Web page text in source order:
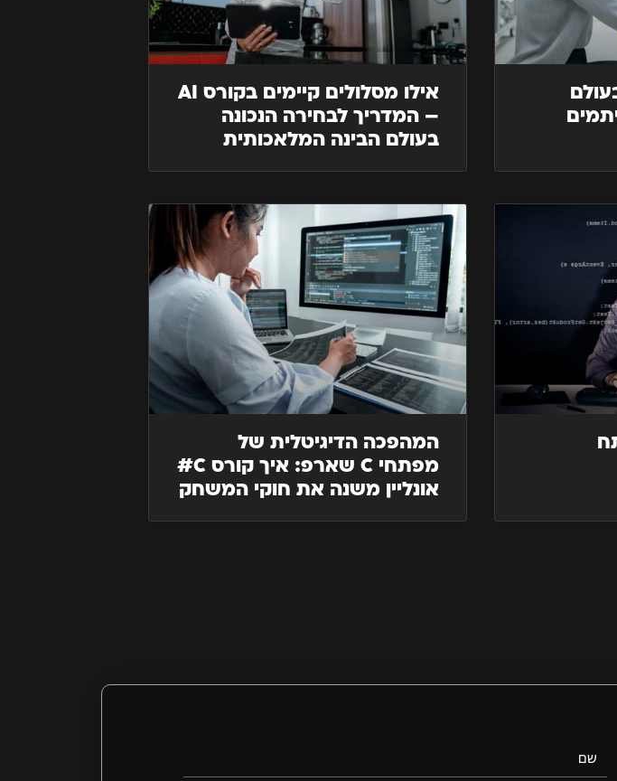
אילו מסלולים קיימים בקורס AI
– המדריך לבחירה הנכונה
בעולם הבינה המלאכותית
המהפכה הדיגיטלית של
מפתחי C שארפ: איך קורס C#
אונליין משנה את חוקי המשחק
שם